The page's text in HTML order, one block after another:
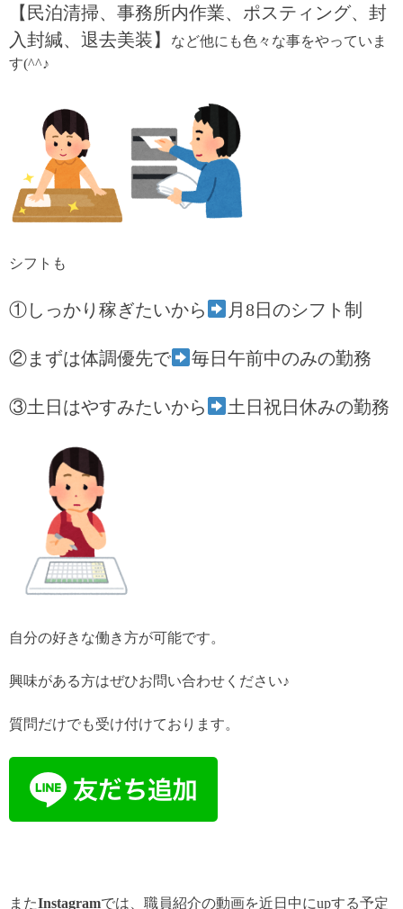
【民泊清掃、事務所内作業、ポスティング、封
入封緘、退去美装】
など他にも色々な事をやっていま
す(^^♪
シフトも
①しっかり稼ぎたいから 月8日のシフト制
②まずは体調優先で 毎日午前中のみの勤務
③土日はやすみたいから 土日祝日休みの勤務
自分の好きな働き方が可能です。
興味がある方はぜひお問い合わせください♪
質問だけでも受け付けております。
またInstagramでは、職員紹介の動画を近日中にupする予定